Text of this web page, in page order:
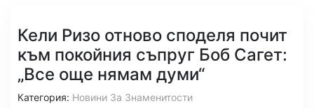
Кели Ризо отново споделя почит
към покойния съпруг Боб Сагет:
„Все още нямам думи“
Категория: Новини За Знаменитости